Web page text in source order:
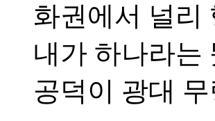
화권에서 널리
내가 하나라는
공덕이 광대